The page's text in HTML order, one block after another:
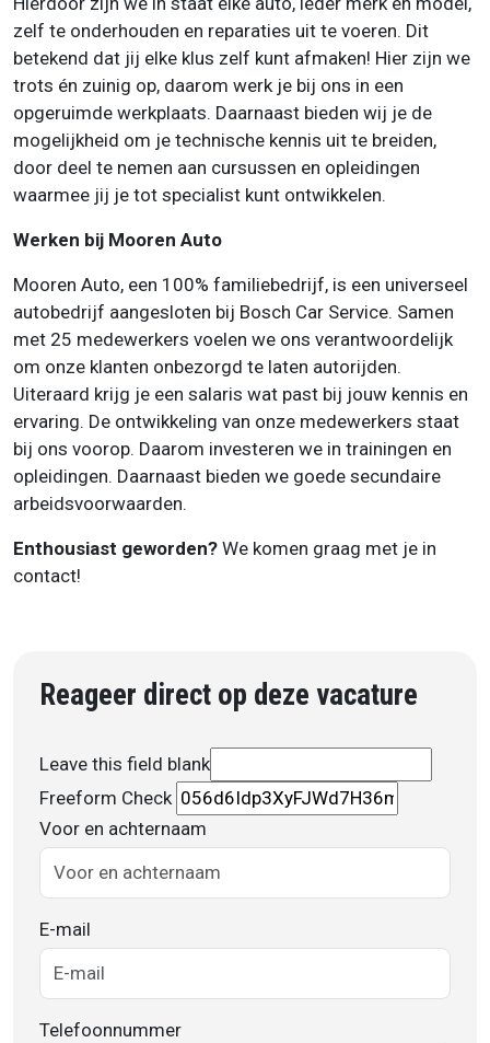
zelf te onderhouden en reparaties uit te voeren. Dit
betekend dat jij elke klus zelf kunt afmaken! Hier zijn we
trots én zuinig op, daarom werk je bij ons in een
opgeruimde werkplaats. Daarnaast bieden wij je de
mogelijkheid om je technische kennis uit te breiden,
door deel te nemen aan cursussen en opleidingen
waarmee jij je tot specialist kunt ontwikkelen.
Werken bij Mooren Auto
Mooren Auto, een 100% familiebedrijf, is een universeel
autobedrijf aangesloten bij Bosch Car Service. Samen
met 25 medewerkers voelen we ons verantwoordelijk
om onze klanten onbezorgd te laten autorijden.
Uiteraard krijg je een salaris wat past bij jouw kennis en
ervaring. De ontwikkeling van onze medewerkers staat
bij ons voorop. Daarom investeren we in trainingen en
opleidingen. Daarnaast bieden we goede secundaire
arbeidsvoorwaarden.
Enthousiast geworden? We komen graag met je in
contact!
Reageer direct op deze vacature
Leave this field blank
Freeform Check
Voor en achternaam
E-mail
Telefoonnummer